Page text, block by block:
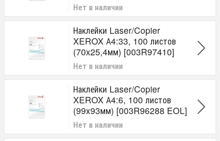
Нет в наличии
Наклейки Laser/Copier
XEROX А4:33, 100 листов
(70x25,4мм) [003R97410]
Нет в наличии
Наклейки Laser/Copier
XEROX А4:6, 100 листов
(99x93мм) [003R96288 EOL]
Нет в наличии